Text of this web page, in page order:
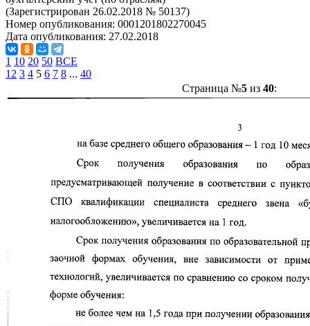
(Зарегистрирован 26.02.2018 № 50137)
Номер опубликования: 0001201802270045
Дата опубликования: 27.02.2018
1 10 20 50 ВСЕ
1 2 3 4 5 6 7 8 ... 40
Страница №5из 40: